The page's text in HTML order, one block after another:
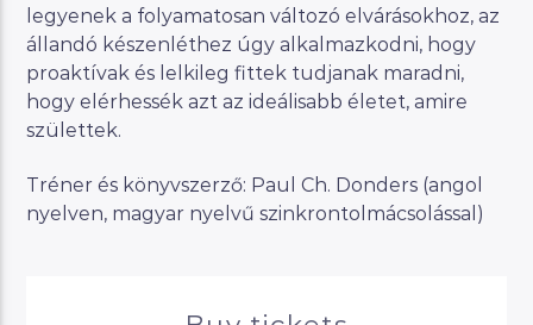
legyenek a folyamatosan változó elvárásokhoz, az
állandó készenléthez úgy alkalmazkodni, hogy
proaktívak és lelkileg fittek tudjanak maradni,
hogy elérhessék azt az ideálisabb életet, amire
születtek.
Tréner és könyvszerző: Paul Ch. Donders (angol
nyelven, magyar nyelvű szinkrontolmácsolással)